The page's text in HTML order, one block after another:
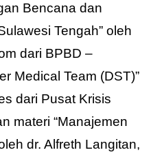
Bencana dan
Tengah” oleh
dari BPBD –
Medical Team (DST)”
dari Pusat Krisis
materi “Manajemen
dr. Alfreth Langitan,